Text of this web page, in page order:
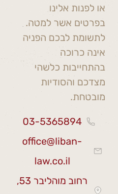
או לפנות אלינו
בפרטים אשר למטה.
לתשומת לבכם הפניה
אינה כרוכה
בהתחייבות כלשהי
מצדכם והסודיות
מובטחת.
03-5365894
office@liban-
law.co.il
רחוב מוהליבר 53,